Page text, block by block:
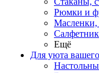
Рюмки и
Масленки,
Ещё
Для уюта